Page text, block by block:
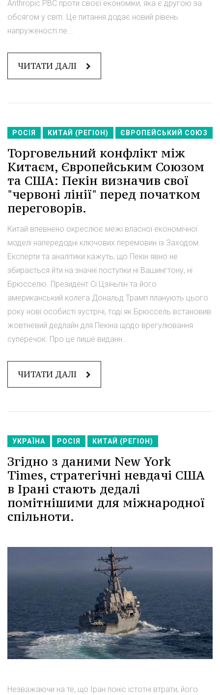
Anthropic PBC проти своєї економіки, яка є другою за
обсягом у світі. Це питання додає новий рівень
напруженості пе...
ЧИТАТИ ДАЛІ
РОСІЯ КИТАЙ (РЕГІОН) ЄВРОПЕЙСЬКИЙ СОЮЗ
Торговельний конфлікт між
Китаєм, Європейським Союзом
та США: Пекін визначив свої
"червоні лінії" перед початком
переговорів.
Китай впевнено окреслює межі власної економічної
моделі напередодні ключових перемовин із Заходом.
Експерти та аналітики кажуть, що Пекін явно не
збирається йти на значні поступки ні Вашингтону, ні
Брюсселю. Президент Сі Цзіньпін та його
американський колега Дональд Трамп планують цього
року нові особисті зустрічі, тоді як Брюссель встановив
жовтневий дедлайн для Пекіна щодо врегулювання
суперечок. Про це пише виданн...
ЧИТАТИ ДАЛІ
УКРАЇНА РОСІЯ КИТАЙ (РЕГІОН)
Згідно з даними New York
Times, стратегічні невдачі США
в Ірані стають дедалі
помітнішими для міжнародної
спільноти.
Незважаючи на те, що Іран поніс істотні втрати, його